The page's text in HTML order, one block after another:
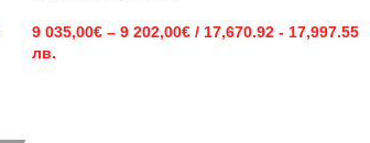
9 035,00€ – 9 202,00€ / 17,670.92 - 17,997.55
лв.